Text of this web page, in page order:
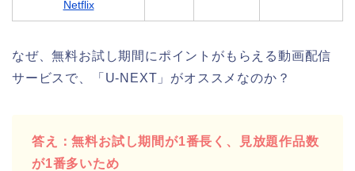
Netflix
なぜ、無料お試し期間にポイントがもらえる動画配信
サービスで、「U-NEXT」がオススメなのか？
答え：無料お試し期間が1番長く、見放題作品数
が1番多いため